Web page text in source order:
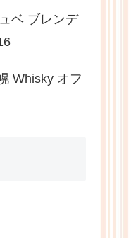
ベ ブレンデ
Whisky オフ